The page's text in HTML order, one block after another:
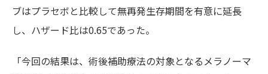
ブはプラセボと比較して無再発生存期間を有意に延長
し、ハザード比は0.65であった。
「今回の結果は、術後補助療法の対象となるメラノーマ